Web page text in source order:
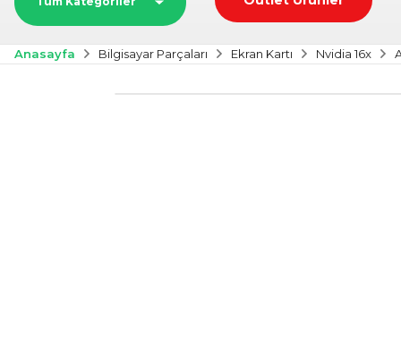
Anasayfa Bilgisayar Parçaları Ekran Kartı Nvidia 16x